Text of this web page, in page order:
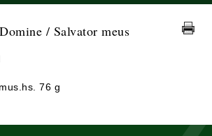
/ Salvator meus
76 g